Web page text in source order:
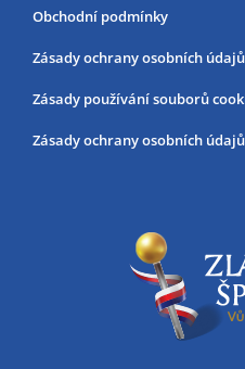
Obchodní podmínky
Zásady ochrany osobních údajů
Zásady používání souborů
Zásady ochrany osobních